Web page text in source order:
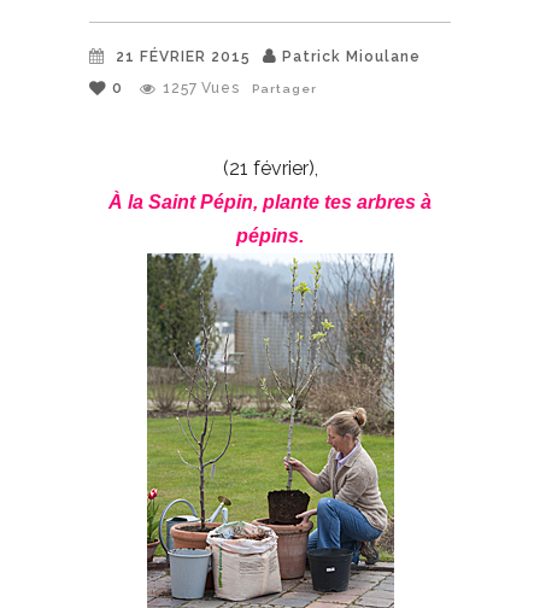
21 FÉVRIER 2015
Patrick Mioulane
0
1257 Vues Partager
(21 février),
À la Saint Pépin, plante tes arbres à
pépins.